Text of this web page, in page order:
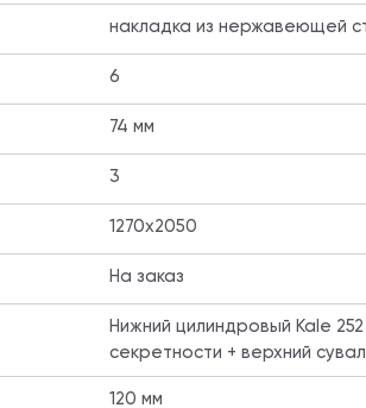
накладка из нержавеющей
6
74 мм
3
1270х2050
На заказ
Нижний цилиндровый Kale
секретности + верхний
120 мм